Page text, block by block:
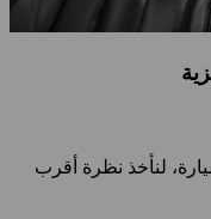
لنأخذ نظرة أقرب